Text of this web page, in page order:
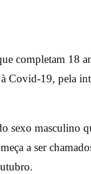
completam 18
Covid-19, pela
sexo masculino
a ser